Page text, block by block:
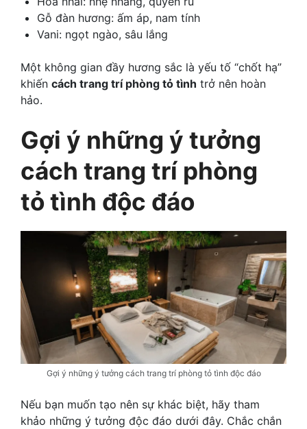
Gỗ đàn hương: ấm áp, nam tính
Vani: ngọt ngào, sâu lắng
Một không gian đầy hương sắc là yếu tố “chốt hạ”
khiến cách trang trí phòng tỏ tình trở nên hoàn
hảo.
Gợi ý những ý tưởng
cách trang trí phòng
tỏ tình độc đáo
Gợi ý những ý tưởng cách trang trí phòng tỏ tình độc đáo
Nếu bạn muốn tạo nên sự khác biệt, hãy tham
khảo những ý tưởng độc đáo dưới đây. Chắc chắn